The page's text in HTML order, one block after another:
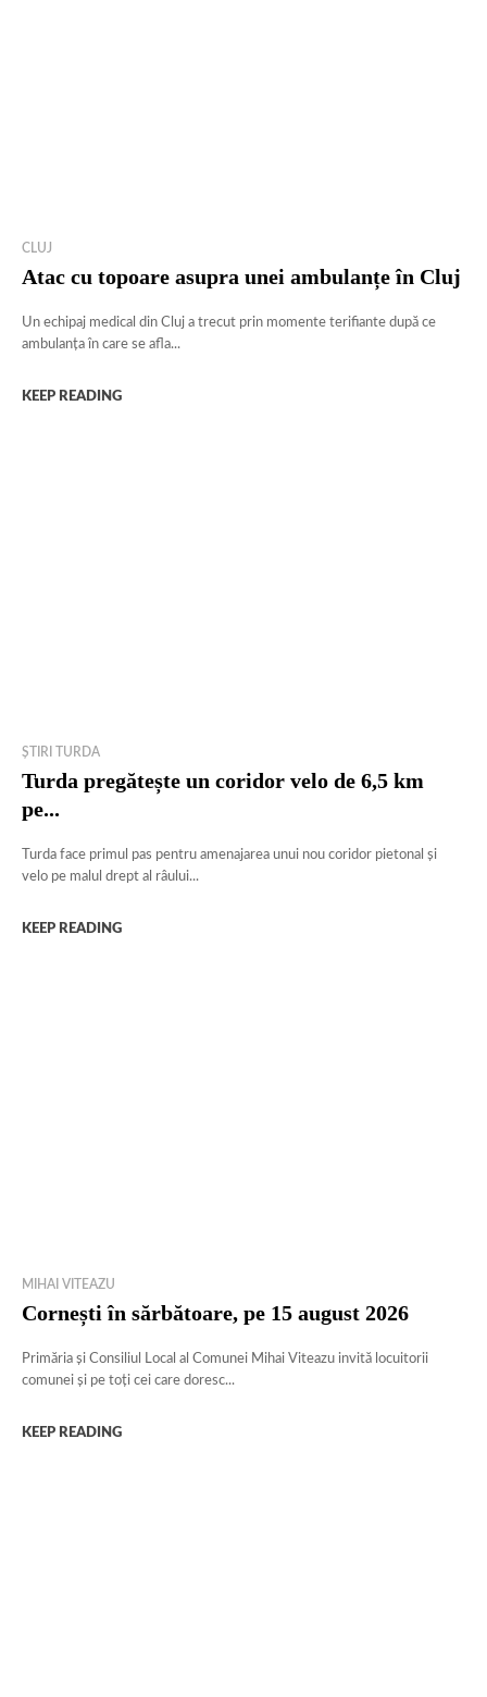
CLUJ
Atac cu topoare asupra unei ambulanțe în Cluj
Un echipaj medical din Cluj a trecut prin momente terifiante după ce
ambulanța în care se afla...
KEEP READING
ȘTIRI TURDA
Turda pregătește un coridor velo de 6,5 km
pe...
Turda face primul pas pentru amenajarea unui nou coridor pietonal și
velo pe malul drept al râului...
KEEP READING
MIHAI VITEAZU
Cornești în sărbătoare, pe 15 august 2026
Primăria și Consiliul Local al Comunei Mihai Viteazu invită locuitorii
comunei și pe toți cei care doresc...
KEEP READING